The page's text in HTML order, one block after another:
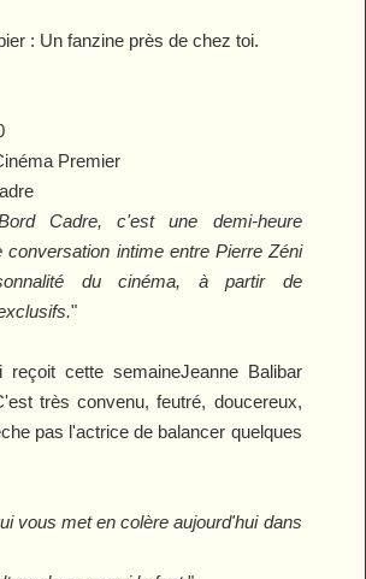
: Un fanzine près de chez toi.
Premier
Cadre, c'est une demi-heure
conversation intime entre Pierre Zéni
du cinéma, à partir de
"
reçoit cette semaineJeanne Balibar
très convenu, feutré, doucereux,
pas l'actrice de balancer quelques
vous met en colère aujourd'hui dans